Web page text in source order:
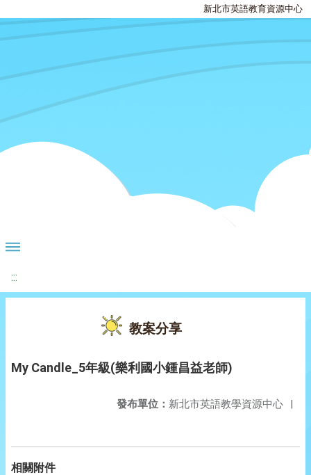
新北市英語教育資源中心
:::
教案分享
My Candle_5年級(樂利國小鍾昌益老師)
發布單位： 新北市英語教學資源中心 |
相關附件